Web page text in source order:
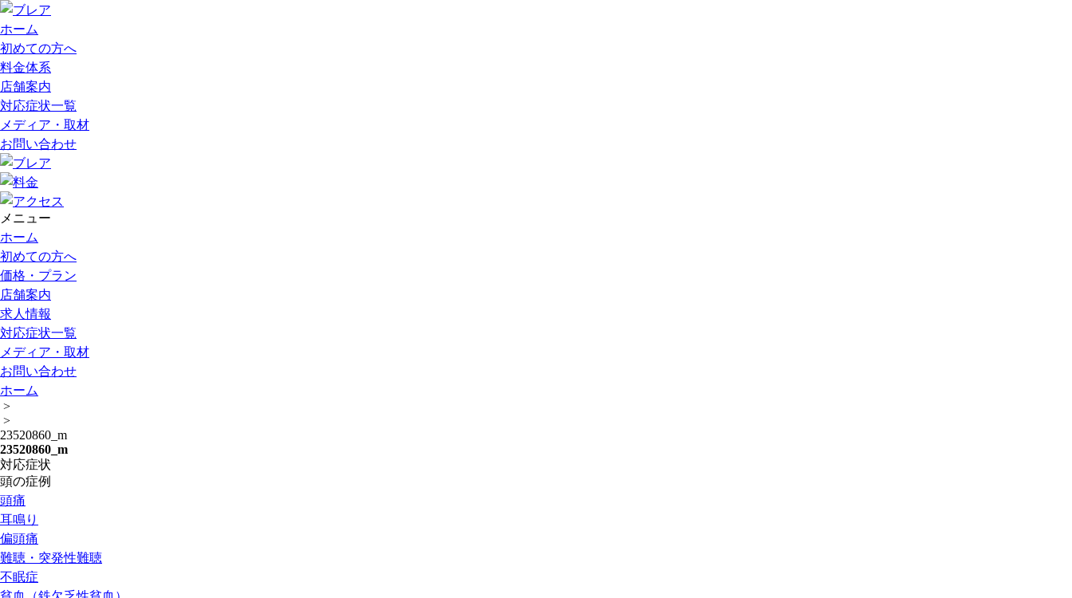
ホーム
初めての方へ
料金体系
店舗案内
対応症状一覧
メディア・取材
お問い合わせ
メニュー
ホーム
初めての方へ
価格・プラン
店舗案内
求人情報
対応症状一覧
メディア・取材
お問い合わせ
ホーム
>
>
23520860_m
23520860_m
対応症状
頭の症例
頭痛
耳鳴り
偏頭痛
難聴・突発性難聴
不眠症